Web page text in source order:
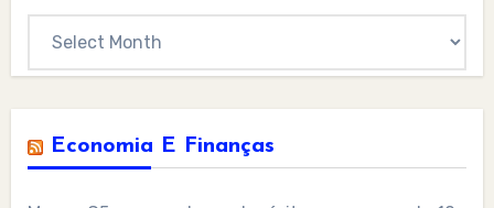
Economia E Finanças